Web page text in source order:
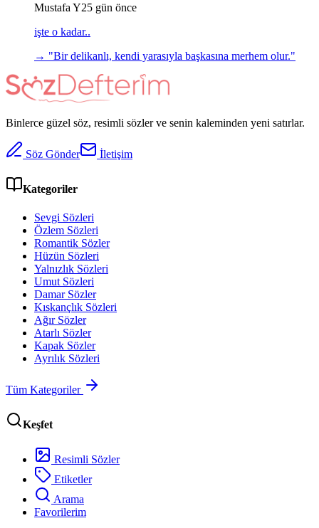
Mustafa Y25 gün önce
işte o kadar..
→ "Bir delikanlı, kendi yarasıyla başkasına merhem olur."
Binlerce güzel söz, resimli sözler ve senin kaleminden yeni satırlar.
Söz Gönder İletişim
Kategoriler
Sevgi Sözleri
Özlem Sözleri
Romantik Sözler
Hüzün Sözleri
Yalnızlık Sözleri
Umut Sözleri
Damar Sözler
Kıskançlık Sözleri
Ağır Sözler
Atarlı Sözler
Kapak Sözler
Ayrılık Sözleri
Tüm Kategoriler
Keşfet
Resimli Sözler
Etiketler
Arama
Favorilerim